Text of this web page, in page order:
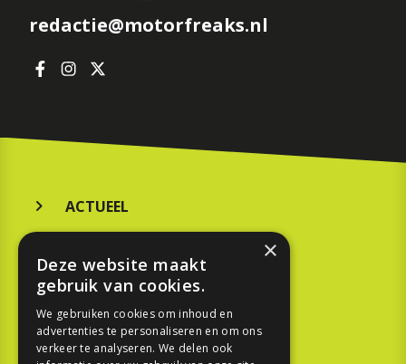
redactie@motorfreaks.nl
ACTUEEL
KOOPGIDS
TESTEN
×
Deze website maakt
gebruik van cookies.
We gebruiken cookies om inhoud en
advertenties te personaliseren en om ons
verkeer te analyseren. We delen ook